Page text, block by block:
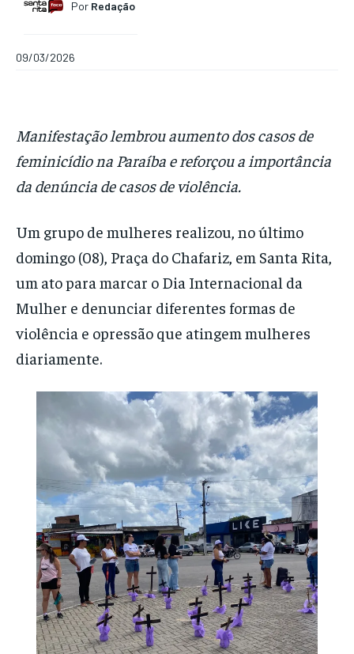
Por Redação
09/03/2026
Manifestação lembrou aumento dos casos de
feminicídio na Paraíba e reforçou a importância
da denúncia de casos de violência.
Um grupo de mulheres realizou, no último
domingo (08), Praça do Chafariz, em Santa Rita,
um ato para marcar o Dia Internacional da
Mulher e denunciar diferentes formas de
violência e opressão que atingem mulheres
diariamente.